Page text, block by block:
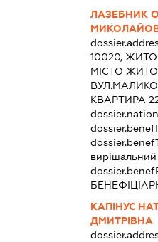
ЛАЗЕБНИК
10020,
МІСТО
КВАРТИРА
КАПІНУС
ДМИТРІВНА